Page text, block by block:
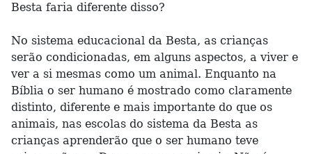
Besta faria diferente disso?
No sistema educacional da Besta, as crianças
serão condicionadas, em alguns aspectos, a viver e
ver a si mesmas como um animal. Enquanto na
Bíblia o ser humano é mostrado como claramente
distinto, diferente e mais importante do que os
animais, nas escolas do sistema da Besta as
crianças aprenderão que o ser humano teve